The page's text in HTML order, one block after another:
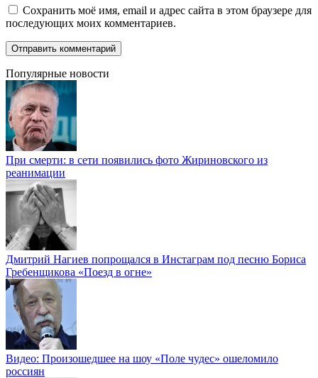
Сохранить моё имя, email и адрес сайта в этом браузере для
последующих моих комментариев.
Популярные новости
При смерти: в сети появились фото Жириновского из
реанимации
Дмитрий Нагиев попрощался в Инстаграм под песню Бориса
Гребенщикова «Поезд в огне»
Видео: Произошедшее на шоу «Поле чудес» ошеломило
россиян